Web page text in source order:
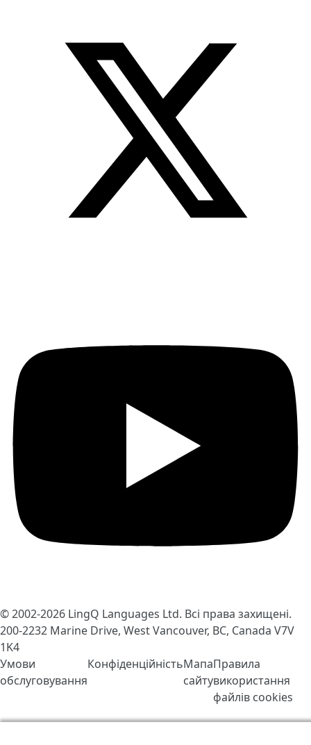
© 2002-2026 LingQ Languages Ltd. Всі права захищені.
200-2232 Marine Drive, West Vancouver, BC, Canada V7V
1K4
Умови
обслуговування
КонфіденційністьМапа
сайту
Правила
використання
файлів cookies